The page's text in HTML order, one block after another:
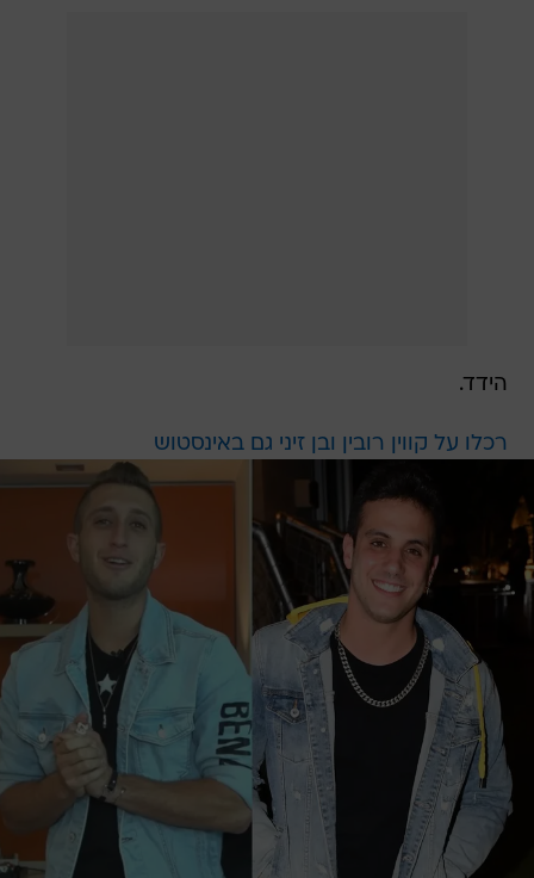
הידד.
רכלו על קווין רובין ובן זיני גם באינסטוש